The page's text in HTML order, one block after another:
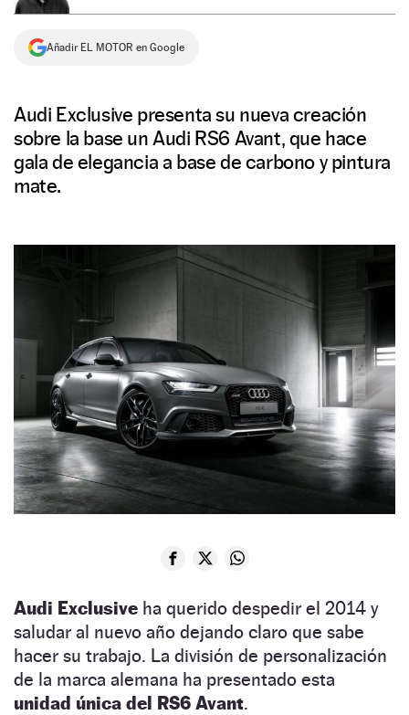
Añadir EL MOTOR en Google
Audi Exclusive presenta su nueva creación
sobre la base un Audi RS6 Avant, que hace
gala de elegancia a base de carbono y pintura
mate.
Audi Exclusive ha querido despedir el 2014 y
saludar al nuevo año dejando claro que sabe
hacer su trabajo. La división de personalización
de la marca alemana ha presentado esta
unidad única del RS6 Avant.